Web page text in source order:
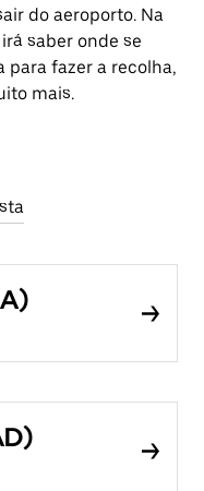
do aeroporto. Na
saber onde se
fazer a recolha,
mais.